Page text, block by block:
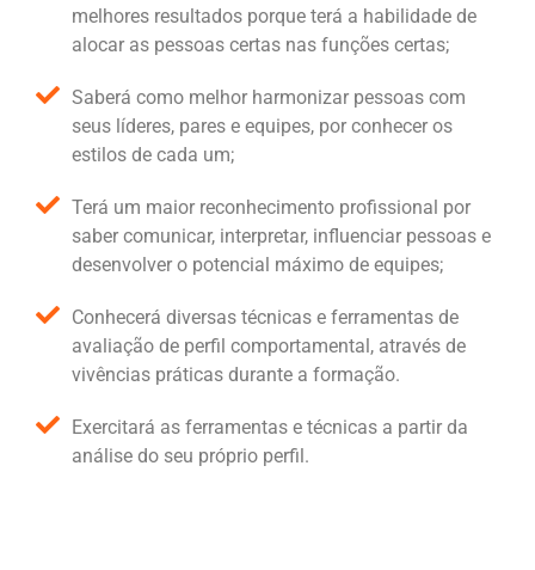
melhores resultados porque terá a habilidade de
alocar as pessoas certas nas funções certas;
Saberá como melhor harmonizar pessoas com
seus líderes, pares e equipes, por conhecer os
estilos de cada um;
Terá um maior reconhecimento profissional por
saber comunicar, interpretar, influenciar pessoas e
desenvolver o potencial máximo de equipes;
Conhecerá diversas técnicas e ferramentas de
avaliação de perfil comportamental, através de
vivências práticas durante a formação.
Exercitará as ferramentas e técnicas a partir da
análise do seu próprio perfil.